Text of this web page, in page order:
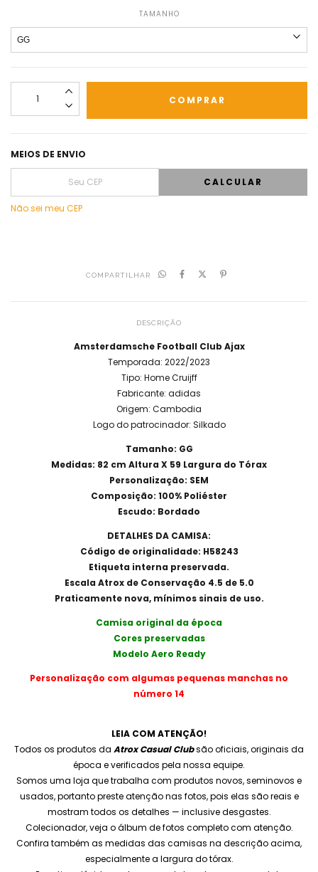
TAMANHO
MEIOS DE ENVIO
CALCULAR
Não sei meu CEP
COMPARTILHAR
DESCRIÇÃO
Amsterdamsche Football Club Ajax
Temporada: 2022/2023
Tipo: Home Cruijff
Fabricante: adidas
Origem: Cambodia
Logo do patrocinador: Silkado
Tamanho: GG
Medidas: 82 cm Altura X 59 Largura do Tórax
Personalização: SEM
Composição: 100% Poliéster
Escudo: Bordado
DETALHES DA CAMISA:
Código de originalidade: H58243
Etiqueta interna preservada.
Escala Atrox de Conservação 4.5 de 5.0
Praticamente nova, mínimos sinais de uso.
Camisa original da época
Cores preservadas
Modelo Aero Ready
Personalização com algumas pequenas manchas no
número 14
LEIA COM ATENÇÃO!
Todos os produtos da Atrox Casual Clubsão oficiais, originais da
época e verificados pela nossa equipe.
Somos uma loja que trabalha com produtos novos, seminovos e
usados, portanto preste atenção nas fotos, pois elas são reais e
mostram todos os detalhes — inclusive desgastes.
Colecionador, veja o álbum de fotos completo com atenção.
Confira também as medidas das camisas na descrição acima,
especialmente a largura do tórax.